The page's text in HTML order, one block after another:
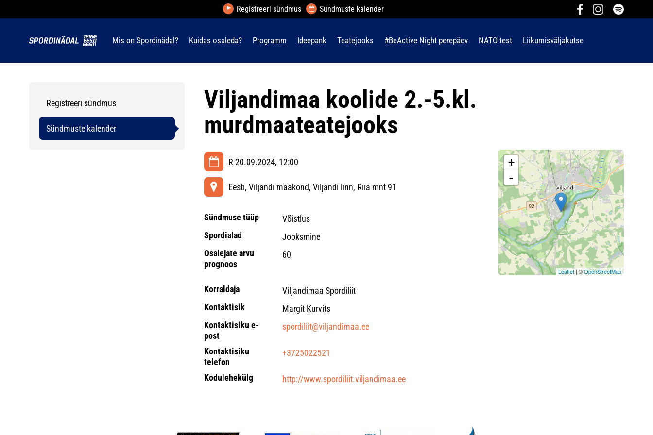
Registreeri sündmus Sündmuste kalender
Mis on Spordinädal? Kuidas osaleda? Programm Ideepank Teatejooks #BeActive Night perepäev NATO test Liikumisväljakutse
Registreeri sündmus
Sündmuste kalender
Viljandimaa koolide 2.-5.kl.
murdmaateatejooks
R 20.09.2024, 12:00
Eesti, Viljandi maakond, Viljandi linn, Riia mnt 91
Sündmuse tüüp
Võistlus
Spordialad
Jooksmine
Osalejate arvu
prognoos
60
Korraldaja
Viljandimaa Spordiliit
Kontaktisik
Margit Kurvits
Kontaktisiku e-
post
spordiliit@viljandimaa.ee
Kontaktisiku
telefon
+3725022521
Kodulehekülg http://www.spordiliit.viljandimaa.ee
+
-
Leaflet | ©OpenStreetMap